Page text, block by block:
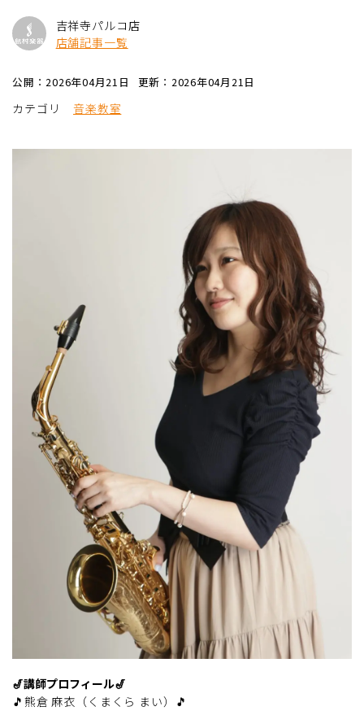
吉祥寺パルコ店
店舗記事一覧
公開：2026年04月21日 更新：2026年04月21日
カテゴリ 音楽教室
🎷講師プロフィール🎷
🎵熊倉 麻衣（くまくら まい）🎵